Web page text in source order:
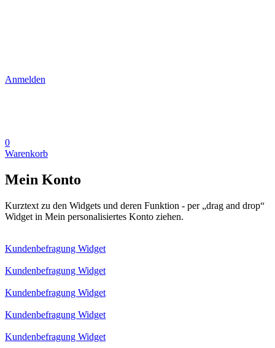
Anmelden
0
Warenkorb
Mein Konto
Kurztext zu den Widgets und deren Funktion - per „drag and drop“
Widget in Mein personalisiertes Konto ziehen.
Kundenbefragung Widget
Kundenbefragung Widget
Kundenbefragung Widget
Kundenbefragung Widget
Kundenbefragung Widget